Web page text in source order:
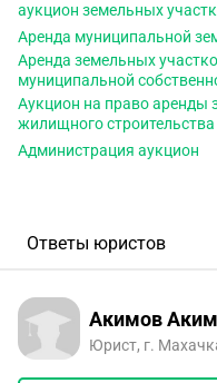
аукцион земельных
Аренда муниципальной
Аренда земельных
муниципальной
Аукцион на право аренды
жилищного строительства
Администрация аукцион
Ответы юристов
Акимов Аким
Юрист, г.